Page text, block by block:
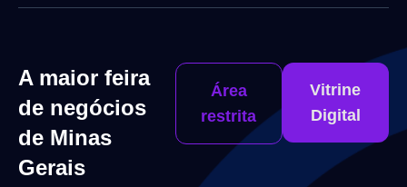
A maior feira
de negócios
de Minas
Gerais
Área
restrita
Vitrine
Digital